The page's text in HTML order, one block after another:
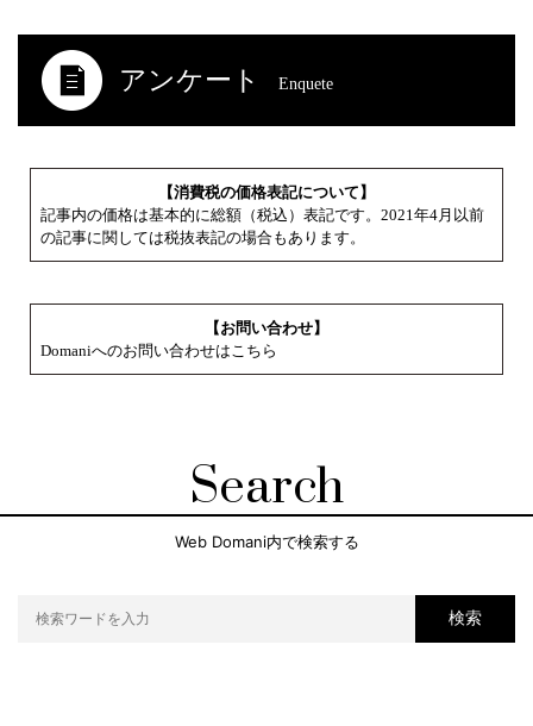
アンケート Enquete
【消費税の価格表記について】
記事内の価格は基本的に総額（税込）表記です。2021年4月以前
の記事に関しては税抜表記の場合もあります。
【お問い合わせ】
Domaniへのお問い合わせはこちら
Search
Web Domani内で検索する
検索